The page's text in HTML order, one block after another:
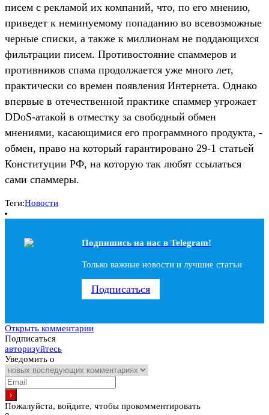
писем с рекламой их компаний, что, по его мнению,
приведет к неминуемому попаданию во всевозможные
черные списки, а также к миллионам не поддающихся
фильтрации писем. Противостояние спаммеров и
противников спама продолжается уже много лет,
практически со времен появления Интернета. Однако
впервые в отечественной практике спаммер угрожает
DDoS-атакой в отместку за свободный обмен
мнениями, касающимися его программного продукта, -
обмен, право на который гарантировано 29-1 статьей
Конституции РФ, на которую так любят ссылаться
сами спаммеры.
Теги:Новости
Подпишись на наc в Telegram!
Только важные новости и лучшие статьи
Подписаться
Открыть комментарии
Подписаться
авторизуйтесь
Уведомить о
Пожалуйста, войдите, чтобы прокомментировать